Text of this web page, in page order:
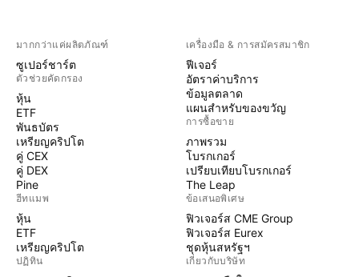
มากกว่าแค่ผลิตภัณฑ์
ซูเปอร์ชาร์ต
ตัวช่วยคัดกรอง
หุ้น
ETF
พันธบัตร
เหรียญคริปโต
คู่ CEX
คู่ DEX
Pine
ฮีทแมพ
หุ้น
ETF
เหรียญคริปโต
ปฏิทิน
เครื่องมือ & การสมัครสมาชิก
ฟีเจอร์
อัตราค่าบริการ
ข้อมูลตลาด
แผนสำหรับของขวัญ
การซื้อขาย
ภาพรวม
โบรกเกอร์
เปรียบเทียบโบรกเกอร์
The Leap
ข้อเสนอพิเศษ
ฟิวเจอร์ส CME Group
ฟิวเจอร์ส Eurex
ชุดหุ้นสหรัฐฯ
เกี่ยวกับบริษัท